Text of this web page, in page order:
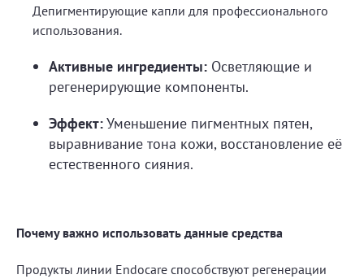
Депигментирующие капли для профессионального
использования.
Активные ингредиенты: Осветляющие и
регенерирующие компоненты.
Эффект:Уменьшение пигментных пятен,
выравнивание тона кожи, восстановление её
естественного сияния.
Почему важно использовать данные средства
Продукты линии Endocare способствуют регенерации